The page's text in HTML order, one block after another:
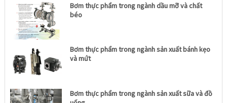
Bơm thực phẩm trong ngành dầu mỡ và chất
béo
Bơm thực phẩm trong ngành sản xuất bánh kẹo
và mứt
Bơm thực phẩm trong ngành sản xuất sữa và đồ